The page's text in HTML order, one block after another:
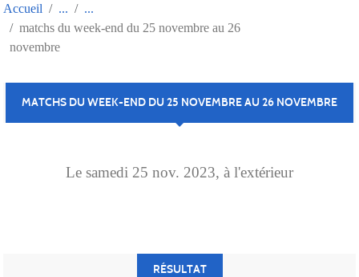
Accueil
matchs du week-end du 25 novembre au 26
novembre
MATCHS DU WEEK-END DU 25 NOVEMBRE AU 26 NOVEMBRE
Le samedi 25 nov. 2023, à l'extérieur
RÉSULTAT